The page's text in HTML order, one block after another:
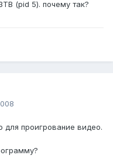
(pid 5). почему так?
для проигрование видео.